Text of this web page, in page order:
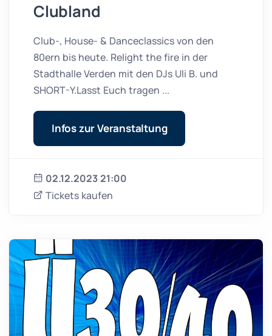
Clubland
Club-, House- & Danceclassics von den
80ern bis heute. Relight the fire in der
Stadthalle Verden mit den DJs Uli B. und
SHORT-Y.Lasst Euch tragen ...
Infos zur Veranstaltung
02.12.2023 21:00
Tickets kaufen